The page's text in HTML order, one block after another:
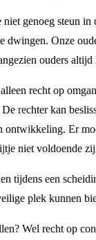
genoeg steun
dwingen. Onze
ouders
recht op
rechter kan
ontwikkeling. Er
niet voldoende
tijdens een
plek kunnen
Wel recht op